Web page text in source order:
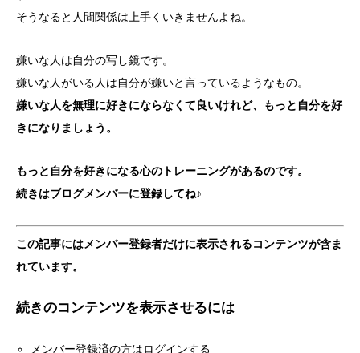
そうなると人間関係は上手くいきませんよね。
嫌いな人は自分の写し鏡です。
嫌いな人がいる人は自分が嫌いと言っているようなもの。
嫌いな人を無理に好きにならなくて良いけれど、もっと自分を好
きになりましょう。
もっと自分を好きになる心のトレーニングがあるのです。
続きはブログメンバーに登録してね♪
この記事にはメンバー登録者だけに表示されるコンテンツが含ま
れています。
続きのコンテンツを表示させるには
メンバー登録済の方はログインする